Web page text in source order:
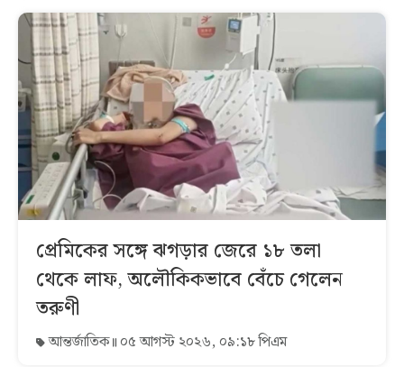
প্রেমিকের সঙ্গে ঝগড়ার জেরে ১৮ তলা
থেকে লাফ, অলৌকিকভাবে বেঁচে গেলেন
তরুণী
আন্তর্জাতিক ০৫ আগস্ট ২০২৬, ০৯:১৮ পিএম